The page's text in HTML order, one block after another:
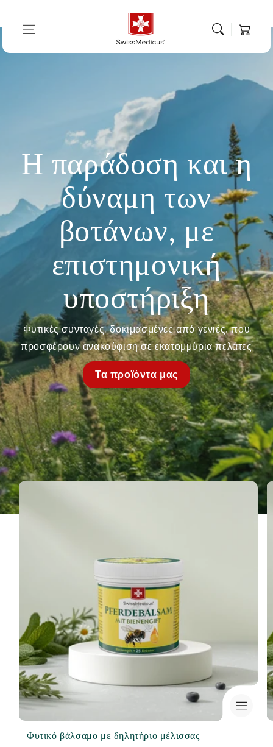
αγορών
Η παράδοση και η
δύναμη των
βοτάνων, με
επιστημονική
υποστήριξη
Φυτικές συνταγές, δοκιμασμένες από γενιές, που
προσφέρουν ανακούφιση σε εκατομμύρια πελάτες
Τα προϊόντα μας
Φυτικό βάλσαμο με δηλητήριο μέλισσας